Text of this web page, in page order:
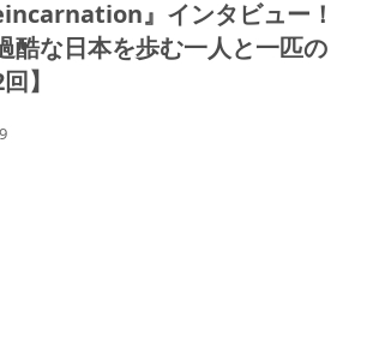
』インタビュー！
酷な日本を歩む一人と一匹の
】